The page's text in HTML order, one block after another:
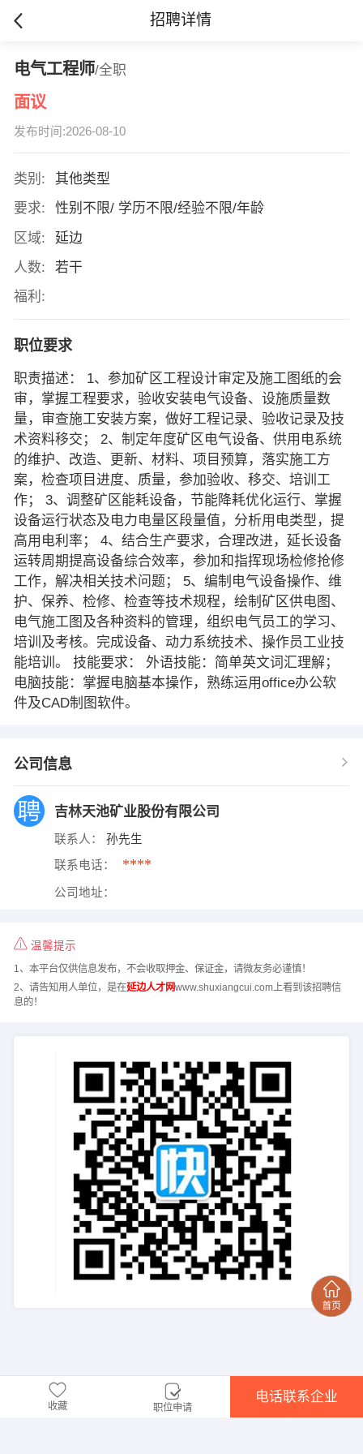
招聘详情
电气工程师/全职
面议
发布时间:2026-08-10
类别:
其他类型
要求:
性别不限/ 学历不限/经验不限/年龄
区域:
延边
人数:
若干
福利:
职位要求
职责描述： 1、参加矿区工程设计审定及施工图纸的会
审，掌握工程要求，验收安装电气设备、设施质量数
量，审查施工安装方案，做好工程记录、验收记录及技
术资料移交； 2、制定年度矿区电气设备、供用电系统
的维护、改造、更新、材料、项目预算，落实施工方
案，检查项目进度、质量，参加验收、移交、培训工
作； 3、调整矿区能耗设备，节能降耗优化运行、掌握
设备运行状态及电力电量区段量值，分析用电类型，提
高用电利率； 4、结合生产要求，合理改进，延长设备
运转周期提高设备综合效率，参加和指挥现场检修抢修
工作，解决相关技术问题； 5、编制电气设备操作、维
护、保养、检修、检查等技术规程，绘制矿区供电图、
电气施工图及各种资料的管理，组织电气员工的学习、
培训及考核。完成设备、动力系统技术、操作员工业技
能培训。 技能要求： 外语技能：简单英文词汇理解；
电脑技能：掌握电脑基本操作，熟练运用office办公软
件及CAD制图软件。
公司信息
吉林天池矿业股份有限公司
联系人： 孙先生
联系电话： ****
公司地址：
温馨提示
1、本平台仅供信息发布，不会收取押金、保证金，请微友务必谨慎！
2、请告知用人单位，是在延边人才网www.shuxiangcui.com上看到该招聘信
息的！
收藏 职位申请
电话联系企业